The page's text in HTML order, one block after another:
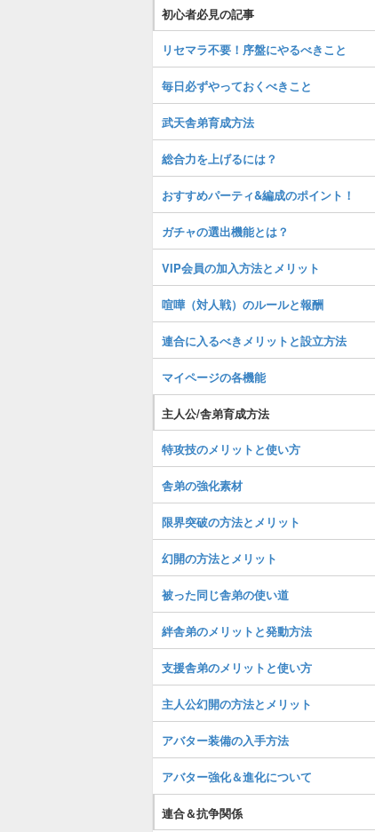
初心者必見の記事
リセマラ不要！序盤にやるべきこと
毎日必ずやっておくべきこと
武天舎弟育成方法
総合力を上げるには？
おすすめパーティ&編成のポイント！
ガチャの選出機能とは？
VIP会員の加入方法とメリット
喧嘩（対人戦）のルールと報酬
連合に入るべきメリットと設立方法
マイページの各機能
主人公/舎弟育成方法
特攻技のメリットと使い方
舎弟の強化素材
限界突破の方法とメリット
幻開の方法とメリット
被った同じ舎弟の使い道
絆舎弟のメリットと発動方法
支援舎弟のメリットと使い方
主人公幻開の方法とメリット
アバター装備の入手方法
アバター強化＆進化について
連合＆抗争関係